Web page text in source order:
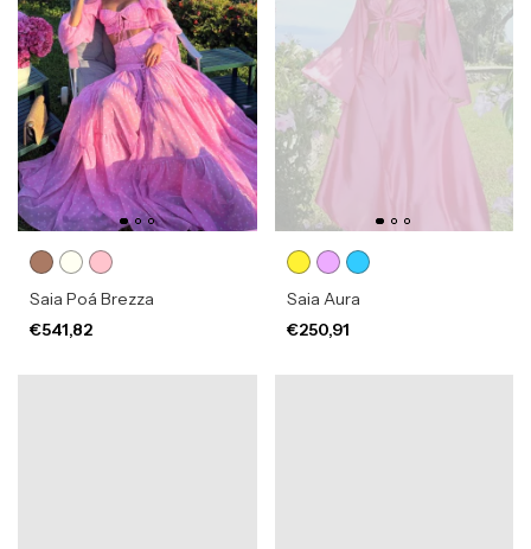
Saia Poá Brezza
€541,82
Saia Aura
€250,91